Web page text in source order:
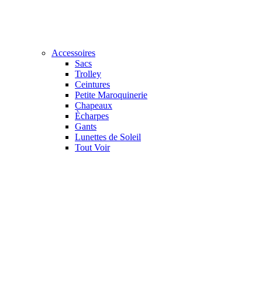
Accessoires
Sacs
Trolley
Ceintures
Petite Maroquinerie
Chapeaux
Ècharpes
Gants
Lunettes de Soleil
Tout Voir